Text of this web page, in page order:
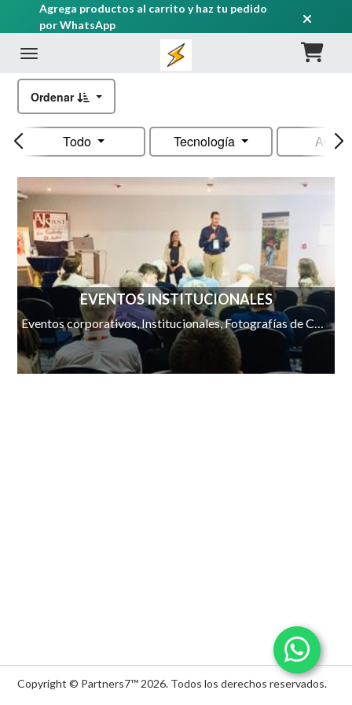
Agrega productos al carrito y haz tu pedido
por WhatsApp
Ordenar
Todo Tecnología Apple
EVENTOS INSTITUCIONALES
Eventos corporativos, Institucionales, Fotografías de Colaboradores, Presentaciones, Cenas, Retiros
Copyright © Partners7™ 2026. Todos los derechos reservados.